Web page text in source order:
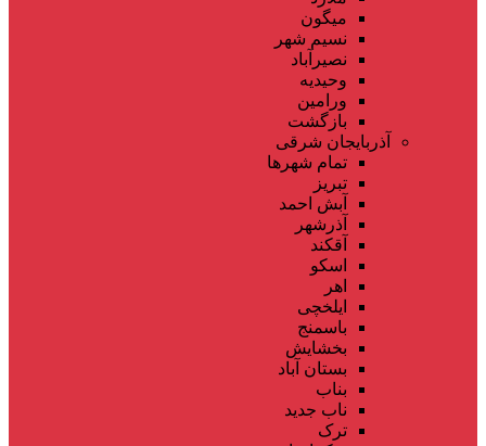
میگون
نسیم شهر
نصیرآباد
وحیدیه
ورامین
بازگشت
آذربایجان شرقی
تمام شهر‌ها
تبریز
آبش احمد
آذرشهر
آقکند
اسکو
اهر
ایلخچی
باسمنج
بخشایش
بستان آباد
بناب
ناب جدید
ترک